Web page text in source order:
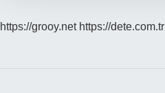
https://grooy.net https://dete.com.tr